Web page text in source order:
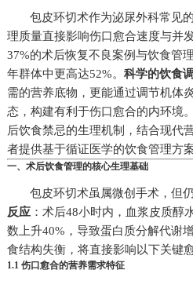
包皮环切术作为泌尿外科常见
理质量直接影响伤口愈合速度与并
37%的术后恢复不良案例与饮食管
年群体中更高达52%。 科学的饮食
需的营养底物，更能通过调节机体
态，构建有利于伤口愈合的内环境
后饮食禁忌的生理机制，结合现代
者提供基于循证医学的饮食管理方
一、术后饮食管理的核心生理基础
包皮环切术虽属微创手术，但
反应：术后48小时内，血浆皮质醇
数上升40%，导致蛋白质分解代谢
食结构失衡，将直接影响以下关键
1.1 伤口愈合的营养需求特征